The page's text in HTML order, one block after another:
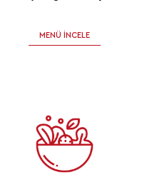
MENÜ İNCELE